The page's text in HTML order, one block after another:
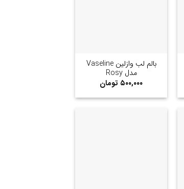
بالم لب وازلین Vaseline
مدل Rosy
۵۰۰,۰۰۰ تومان